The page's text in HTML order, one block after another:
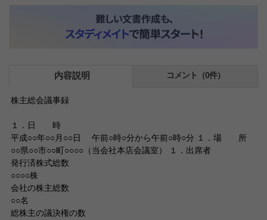
内容説明 コメント（0件）
株主総会議事録
１．日 時
平成○○年○○月○○日 午前○時○分から午前○時○分 １．場 所
○○県○○市○○町○○○○（当会社本店会議室） １．出席者
発行済株式総数
○○○○株
会社の株主総数
○○名
総株主の議決権の数